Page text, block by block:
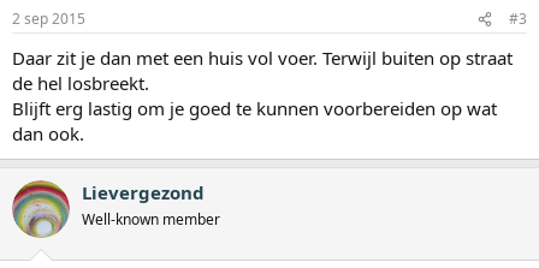
n
e
n
:
2 sep 2015 #3
Daar zit je dan met een huis vol voer. Terwijl buiten op straat
de hel losbreekt.
Blijft erg lastig om je goed te kunnen voorbereiden op wat
dan ook.
Lievergezond
Well-known member